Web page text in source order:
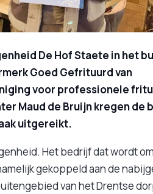
De Hof Staete in het
Goed Gefrituurd van
voor professionele
Maud de Bruijn kregen de
uitgereikt.
Het bedrijf dat wordt
gekoppeld aan de
van het Drentse